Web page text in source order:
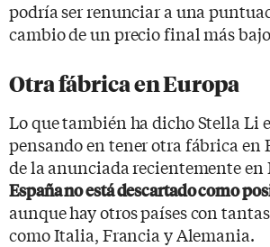
podría ser renunciar a una
cambio de un precio final más
Otra fábrica en Europa
Lo que también ha dicho Stella Li
pensando en tener otra fábrica en
de la anunciada recientemente
España no está descartado como
aunque hay otros países con
como Italia, Francia y Alemania.